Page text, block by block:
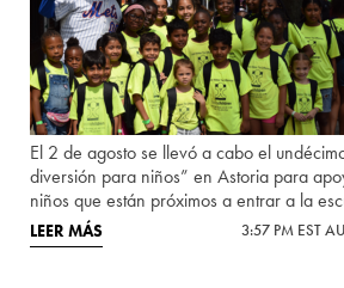
El 2 de agosto se llevó a cabo el
diversión para niños” en Astoria para
niños que están próximos a entrar a la
LEER MÁS 3:57 PM EST